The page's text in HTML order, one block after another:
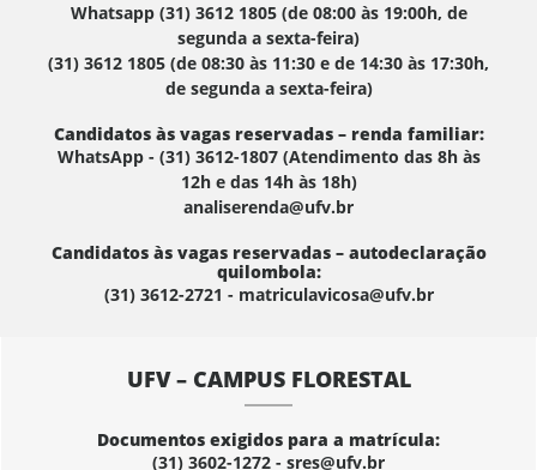
Whatsapp (31) 3612 1805 (de 08:00 às 19:00h, de
segunda a sexta-feira)
(31) 3612 1805 (de 08:30 às 11:30 e de 14:30 às 17:30h,
de segunda a sexta-feira)
Candidatos às vagas reservadas – renda familiar:
WhatsApp - (31) 3612-1807 (Atendimento das 8h às
12h e das 14h às 18h)
analiserenda@ufv.br
Candidatos às vagas reservadas – autodeclaração
quilombola:
(31) 3612-2721 - matriculavicosa@ufv.br
UFV – CAMPUS FLORESTAL
Documentos exigidos para a matrícula:
(31) 3602-1272 - sres@ufv.br